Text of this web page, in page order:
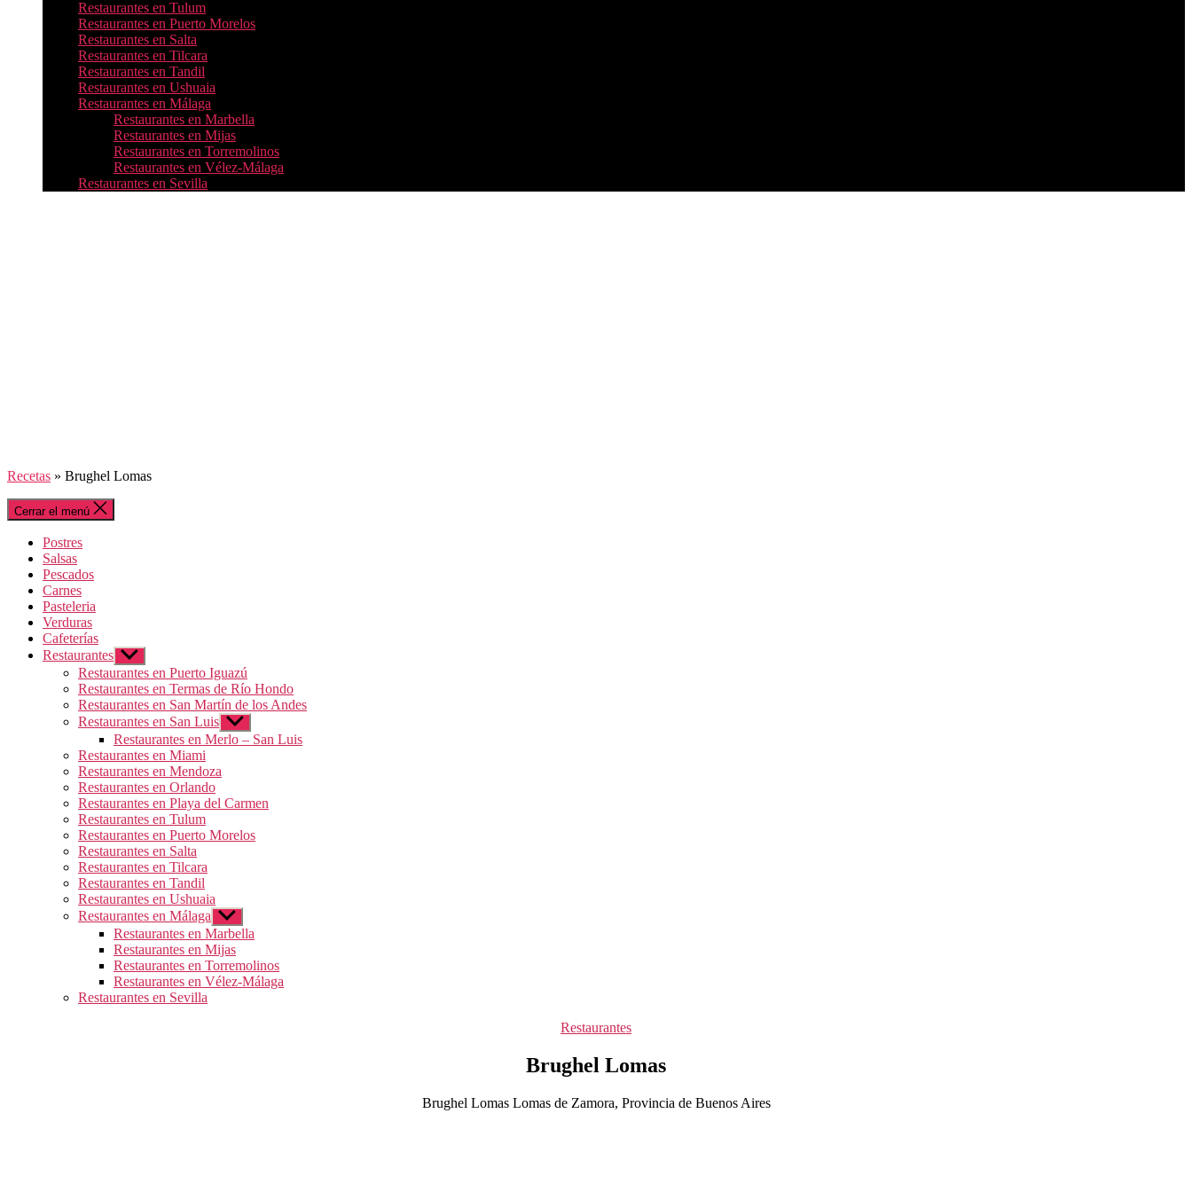
Restaurantes en Tulum
Restaurantes en Puerto Morelos
Restaurantes en Salta
Restaurantes en Tilcara
Restaurantes en Tandil
Restaurantes en Ushuaia
Restaurantes en Málaga
Restaurantes en Marbella
Restaurantes en Mijas
Restaurantes en Torremolinos
Restaurantes en Vélez-Málaga
Restaurantes en Sevilla
Recetas » Brughel Lomas
Cerrar el menú
Postres
Salsas
Pescados
Carnes
Pasteleria
Verduras
Cafeterías
Restaurantes Mostrar
el
submenú
Restaurantes en Puerto Iguazú
Restaurantes en Termas de Río Hondo
Restaurantes en San Martín de los Andes
Restaurantes en San Luis Mostrar
el
submenú
Restaurantes en Merlo – San Luis
Restaurantes en Miami
Restaurantes en Mendoza
Restaurantes en Orlando
Restaurantes en Playa del Carmen
Restaurantes en Tulum
Restaurantes en Puerto Morelos
Restaurantes en Salta
Restaurantes en Tilcara
Restaurantes en Tandil
Restaurantes en Ushuaia
Restaurantes en Málaga Mostrar
el
submenú
Restaurantes en Marbella
Restaurantes en Mijas
Restaurantes en Torremolinos
Restaurantes en Vélez-Málaga
Restaurantes en Sevilla
Categorías
Restaurantes
Brughel Lomas
Brughel Lomas Lomas de Zamora, Provincia de Buenos Aires